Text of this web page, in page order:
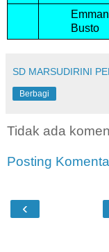
Busto
SD MARSUDIRINI
Berbagi
Tidak ada
Posting
‹